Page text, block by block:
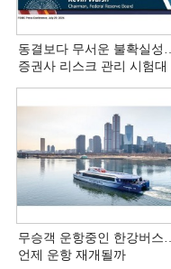
동결보다 무서운 불확실성…
증권사 리스크 관리 시험대
무승객 운항중인 한강버스…
언제 운항 재개될까